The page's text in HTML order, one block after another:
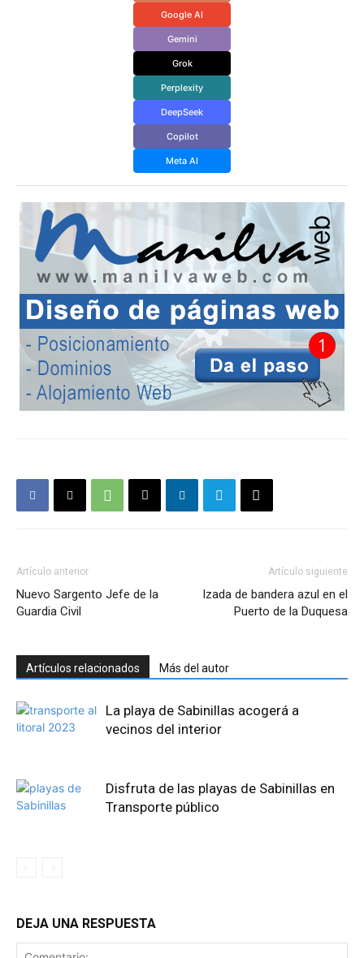
Google AI
Gemini
Grok
Perplexity
DeepSeek
Copilot
Meta AI
Artículo anterior
Nuevo Sargento Jefe de la
Guardia Civil
Artículo siguiente
Izada de bandera azul en el
Puerto de la Duquesa
Artículos relacionados Más del autor
La playa de Sabinillas acogerá a
vecinos del interior
Disfruta de las playas de Sabinillas en
Transporte público
DEJA UNA RESPUESTA